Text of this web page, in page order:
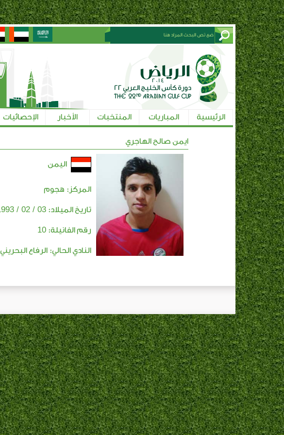
الرئيسية المباريات المنتخبات الأخبار الإحصائيات
ايمن صالح الهاجري
اليمن
المركز: هجوم
تاريخ الميلاد: 03 / 02 / 1993
رقم الفانيلة: 10
النادي الحالي: الرفاع البحريني